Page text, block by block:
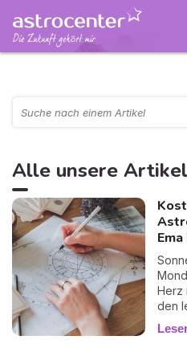
Alle unsere
Mond
Herz
den